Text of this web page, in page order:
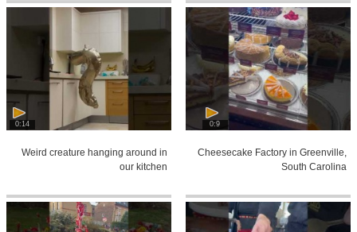
0:9
Cheesecake Factory in Greenville,
South Carolina
0:14
Weird creature hanging around in
our kitchen